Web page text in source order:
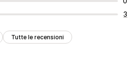
3
Tutte le recensioni